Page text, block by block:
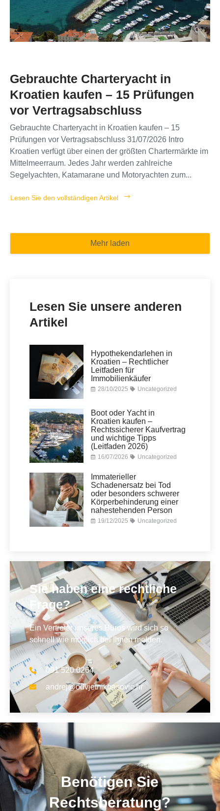
Gebrauchte Charteryacht in
Kroatien kaufen – 15 Prüfungen
vor Vertragsabschluss
Gebrauchte Charteryacht in Kroatien kaufen – 15
Prüfungen vor Vertragsabschluss 31/07/2026 Intro
Kroatien verfügt über einen der größten Chartermärkte im
Mittelmeerraum. Jedes Jahr werden zahlreiche
Segelyachten, Katamarane und Motoryachten zum...
Lesen Sie den vollständigen Artikel
Mehr laden
Lesen Sie unsere anderen
Artikel
Hypothekendarlehen in
Kroatien – Rechtlicher
Leitfaden für
Immobilienkäufer
28/10/2025 Uncategorized
Boot oder Yacht in
Kroatien kaufen –
Rechtssicherer Kaufvertrag
und wichtige Tipps
(Leitfaden 2026)
16/07/2026 Uncategorized
Immaterieller
Schadenersatz bei Tod
oder besonders schwerer
Körperbehinderung einer
nahestehenden Person
19/12/2025 Uncategorized
Sie haben eine rechtliche
Frage?
Ein Vertreter unseres Büros wird sich so
schnell wie möglich bei Ihnen melden.
091 520 0264
andrej@odvjetnikbasovic.hr
Benötigen Sie
Rechtsberatung?